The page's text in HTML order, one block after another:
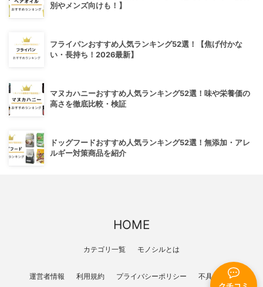
別やメンズ向けも！】
フライパンおすすめ人気ランキング52選！【焦げ付かな
い・長持ち！2026最新】
マヌカハニーおすすめ人気ランキング52選！味や栄養価の
高さを徹底比較・検証
ドッグフードおすすめ人気ランキング52選！無添加・アレ
ルギー対策商品を紹介
HOME
カテゴリ一覧 モノシルとは
運営者情報 利用規約 プライバシーポリシー 不具合報告